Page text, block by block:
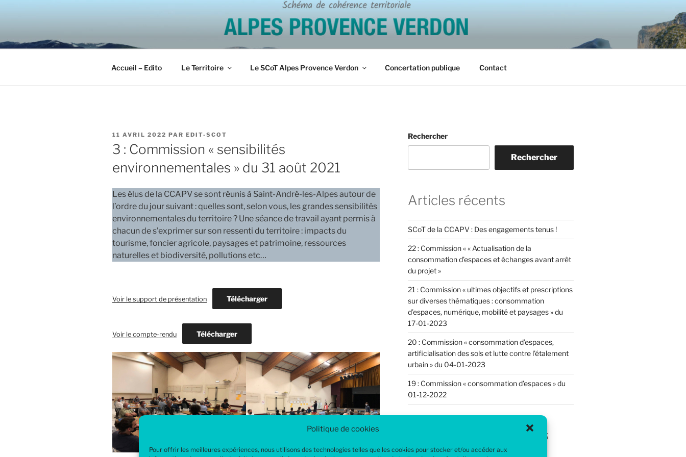
Politique de cookies
Pour offrir les meilleures expériences, nous utilisons des technologies telles que les cookies pour stocker et/ou accéder aux
principal
SCOT ALPES PROVENCE VERDON
Accueil – Edito Le Territoire Le SCoT Alpes Provence Verdon Concertation publique Contact
PUBLIÉ
LE
11 AVRIL 2022 PAR EDIT-SCOT
3 : Commission « sensibilités
environnementales » du 31 août 2021
Les élus de la CCAPV se sont réunis à Saint-André-les-Alpes autour de
l’ordre du jour suivant : quelles sont, selon vous, les grandes sensibilités
environnementales du territoire ? Une séance de travail ayant permis à
chacun de s’exprimer sur son ressenti du territoire : impacts du
tourisme, foncier agricole, paysages et patrimoine, ressources
naturelles et biodiversité, pollutions etc…
Voir le support de présentation Télécharger
Voir le compte-rendu Télécharger
Rechercher
Rechercher
Articles récents
SCoT de la CCAPV : Des engagements tenus !
22 : Commission « « Actualisation de la
consommation d’espaces et échanges avant arrêt
du projet »
21 : Commission « ultimes objectifs et prescriptions
sur diverses thématiques : consommation
d’espaces, numérique, mobilité et paysages » du
17-01-2023
20 : Commission « consommation d’espaces,
artificialisation des sols et lutte contre l’étalement
urbain » du 04-01-2023
19 : Commission « consommation d’espaces » du
01-12-2022
Commentaires récents